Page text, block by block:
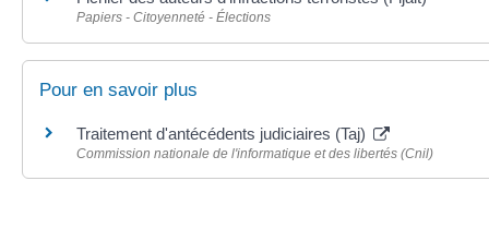
Papiers - Citoyenneté - Élections
Pour en savoir plus
Traitement d'antécédents judiciaires (Taj)
Commission nationale de l'informatique et des libertés (Cnil)